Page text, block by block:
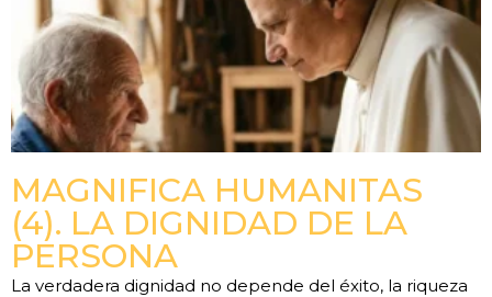
MAGNIFICA HUMANITAS
(4). LA DIGNIDAD DE LA
PERSONA
La verdadera dignidad no depende del éxito, la riqueza